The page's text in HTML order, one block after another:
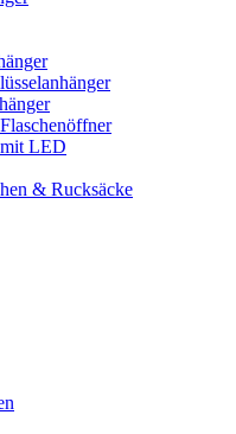
mit LED
& Rucksäcke